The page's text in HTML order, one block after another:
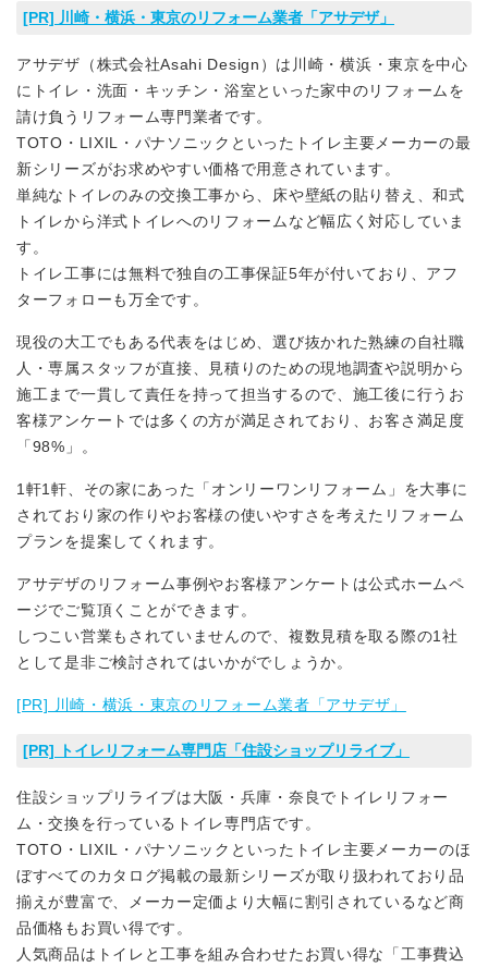
[PR] 川崎・横浜・東京のリフォーム業者「アサデザ」
アサデザ（株式会社Asahi Design）は川崎・横浜・東京を中心
にトイレ・洗面・キッチン・浴室といった家中のリフォームを
請け負うリフォーム専門業者です。
TOTO・LIXIL・パナソニックといったトイレ主要メーカーの最
新シリーズがお求めやすい価格で用意されています。
単純なトイレのみの交換工事から、床や壁紙の貼り替え、和式
トイレから洋式トイレへのリフォームなど幅広く対応していま
す。
トイレ工事には無料で独自の工事保証5年が付いており、アフ
ターフォローも万全です。
現役の大工でもある代表をはじめ、選び抜かれた熟練の自社職
人・専属スタッフが直接、見積りのための現地調査や説明から
施工まで一貫して責任を持って担当するので、施工後に行うお
客様アンケートでは多くの方が満足されており、お客さ満足度
「98%」。
1軒1軒、その家にあった「オンリーワンリフォーム」を大事に
されており家の作りやお客様の使いやすさを考えたリフォーム
プランを提案してくれます。
アサデザのリフォーム事例やお客様アンケートは公式ホームペ
ージでご覧頂くことができます。
しつこい営業もされていませんので、複数見積を取る際の1社
として是非ご検討されてはいかがでしょうか。
[PR] 川崎・横浜・東京のリフォーム業者「アサデザ」
[PR] トイレリフォーム専門店「住設ショップリライブ」
住設ショップリライブは大阪・兵庫・奈良でトイレリフォー
ム・交換を行っているトイレ専門店です。
TOTO・LIXIL・パナソニックといったトイレ主要メーカーのほ
ぼすべてのカタログ掲載の最新シリーズが取り扱われており品
揃えが豊富で、メーカー定価より大幅に割引されているなど商
品価格もお買い得です。
人気商品はトイレと工事を組み合わせたお買い得な「工事費込